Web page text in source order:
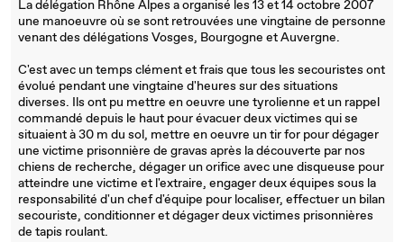
La délégation Rhône Alpes a organisé les 13 et 14 octobre 2007
une manoeuvre où se sont retrouvées une vingtaine de personne
venant des délégations Vosges, Bourgogne et Auvergne.
C'est avec un temps clément et frais que tous les secouristes ont
évolué pendant une vingtaine d'heures sur des situations
diverses. Ils ont pu mettre en oeuvre une tyrolienne et un rappel
commandé depuis le haut pour évacuer deux victimes qui se
situaient à 30 m du sol, mettre en oeuvre un tir for pour dégager
une victime prisonnière de gravas après la découverte par nos
chiens de recherche, dégager un orifice avec une disqueuse pour
atteindre une victime et l'extraire, engager deux équipes sous la
responsabilité d'un chef d'équipe pour localiser, effectuer un bilan
secouriste, conditionner et dégager deux victimes prisonnières
de tapis roulant.